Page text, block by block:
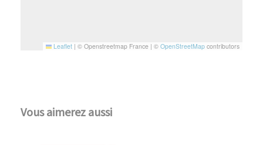
Leaflet | © Openstreetmap France | © OpenStreetMap contributors
Vous aimerez aussi